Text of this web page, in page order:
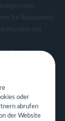
für Restaurants
mit
Lieferung und
Restaurant
oder
abrufen
der Website